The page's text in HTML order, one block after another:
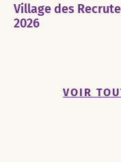
Village des
2026
VOIR